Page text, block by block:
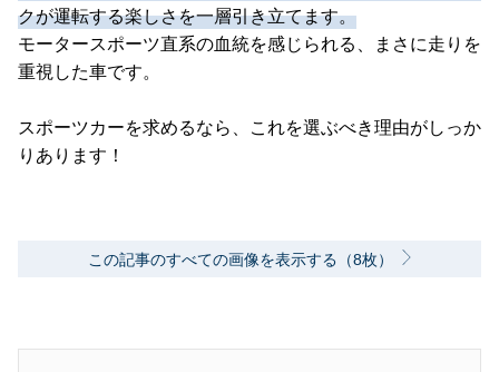
クが運転する楽しさを一層引き立てます。
モータースポーツ直系の血統を感じられる、まさに走りを
重視した車です。
スポーツカーを求めるなら、これを選ぶべき理由がしっか
りあります！
この記事のすべての画像を表示する（8枚）